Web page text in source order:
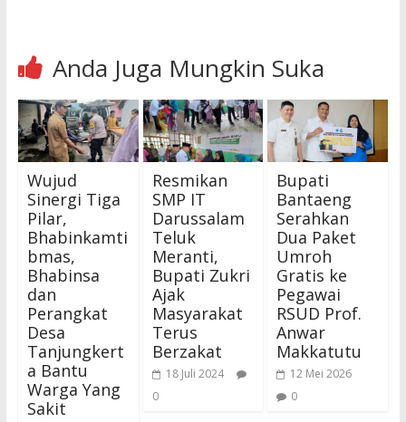
Anda Juga Mungkin Suka
Wujud
Sinergi Tiga
Pilar,
Bhabinkamti
bmas,
Bhabinsa
dan
Perangkat
Desa
Tanjungkert
a Bantu
Warga Yang
Sakit
Resmikan
SMP IT
Darussalam
Teluk
Meranti,
Bupati Zukri
Ajak
Masyarakat
Terus
Berzakat
18 Juli 2024
0
Bupati
Bantaeng
Serahkan
Dua Paket
Umroh
Gratis ke
Pegawai
RSUD Prof.
Anwar
Makkatutu
12 Mei 2026
0